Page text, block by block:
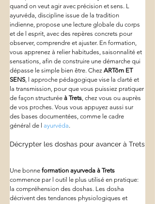
quand on veut agir avec précision et sens. L
ayurvéda, discipline issue de la tradition
indienne, propose une lecture globale du corps
et de l esprit, avec des repères concrets pour
observer, comprendre et ajuster. En formation,
vous apprenez à relier habitudes, saisonnalité et
sensations, afin de construire une démarche qui
dépasse le simple bien être. Chez ARTôm ET
SENS, l approche pédagogique vise la clarté et
la transmission, pour que vous puissiez pratiquer
de façon structurée à Trets, chez vous ou auprès
de vos proches. Vous vous appuyez aussi sur
des bases documentées, comme le cadre
général de l ayurvéda.
Décrypter les doshas pour avancer à Trets
Une bonne formation ayurveda à Trets
commence par l outil le plus utilisé en pratique:
la compréhension des doshas. Les dosha
décrivent des tendances physiologiques et